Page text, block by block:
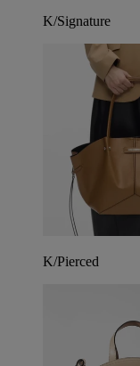
K/Signature
K/Pierced